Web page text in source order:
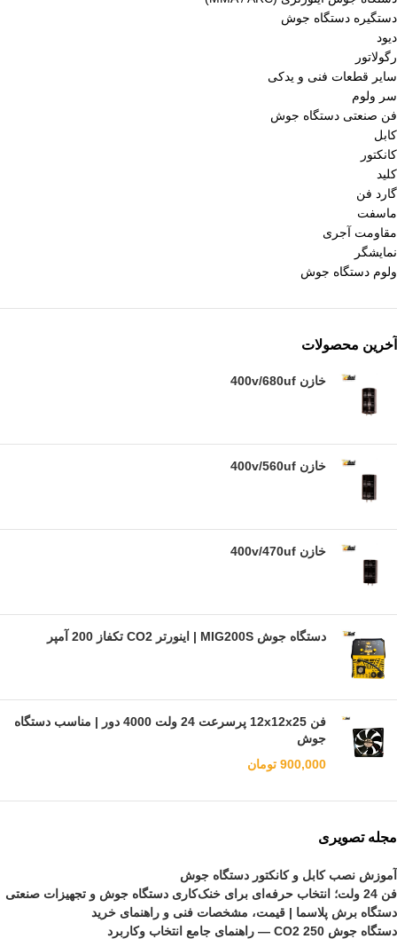
دستگیره دستگاه جوش
دیود
رگولاتور
سایر قطعات فنی و یدکی
سر ولوم
فن صنعتی دستگاه جوش
کابل
کانکتور
کلید
گارد فن
ماسفت
مقاومت آجری
نمایشگر
ولوم دستگاه جوش
آخرین محصولات
خازن 400v/680uf
خازن 400v/560uf
خازن 400v/470uf
دستگاه جوش MIG200S | اینورتر CO2 تکفاز 200 آمپر
فن 12x12x25 پرسرعت 24 ولت 4000 دور | مناسب دستگاه
جوش
900,000 تومان
مجله تصویری
آموزش نصب کابل و کانکتور دستگاه جوش
فن 24 ولت؛ انتخاب حرفه‌ای برای خنک‌کاری دستگاه جوش و تجهیزات صنعتی
دستگاه برش پلاسما | قیمت، مشخصات فنی و راهنمای خرید
دستگاه جوش CO2 250 — راهنمای جامع انتخاب وکاربرد